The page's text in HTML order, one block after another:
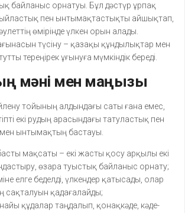
байланыс орнатуы. Бұл дәстүр ұрпақ
пен ынтымақтастықты айшықтап,
өмірінде үлкен орын алады.
түсіну – қазақы құндылықтар мен
тереңірек ұғынуға мүмкіндік береді.
мәні мен маңызы
тойының алдындағы саты ғана емес,
екі рудың арасындағы татуластық пен
ынтымақтың бастауы.
мақсаты – екі жасты қосу арқылы екі
өзара туыстық байланыс орнату;
елге беделді, үлкендер қатысады, олар
сақталуын қадағалайды;
құдалар таңдалып, қонақкәде, кәде-